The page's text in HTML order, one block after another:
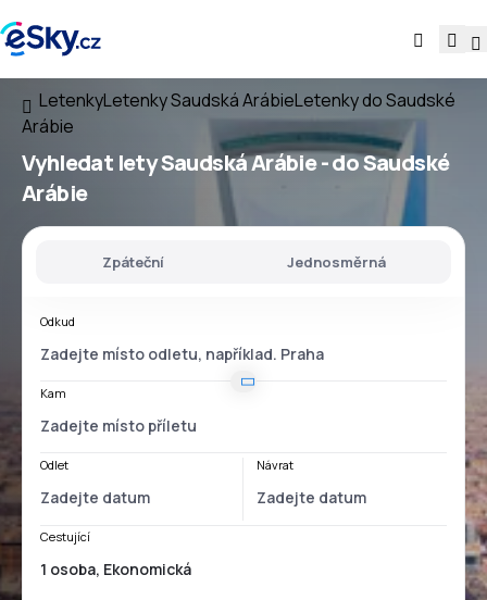
LetenkyLetenky Saudská ArábieLetenky do Saudské
Arábie
Vyhledat letySaudská Arábie - do Saudské
Arábie
Zpáteční Jednosměrná
Odkud
Kam
Odlet Návrat
Cestující